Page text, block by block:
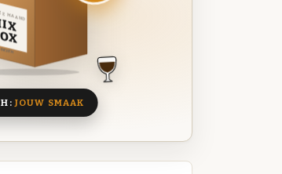
MAAND
JOUW SMAAK